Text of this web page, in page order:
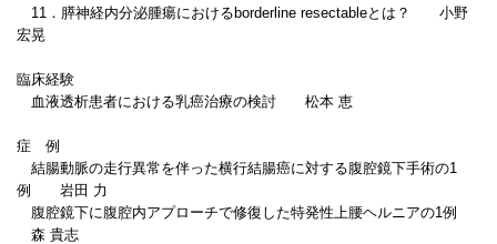
11．膵神経内分泌腫瘍におけるborderline resectableとは？ 小野
宏晃
臨床経験
血液透析患者における乳癌治療の検討 松本 恵
症 例
結腸動脈の走行異常を伴った横行結腸癌に対する腹腔鏡下手術の1
例 岩田 力
腹腔鏡下に腹腔内アプローチで修復した特発性上腰ヘルニアの1例
森 貴志